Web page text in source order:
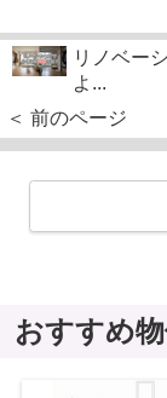
リノベー
よ...
＜ 前のページ
おすすめ